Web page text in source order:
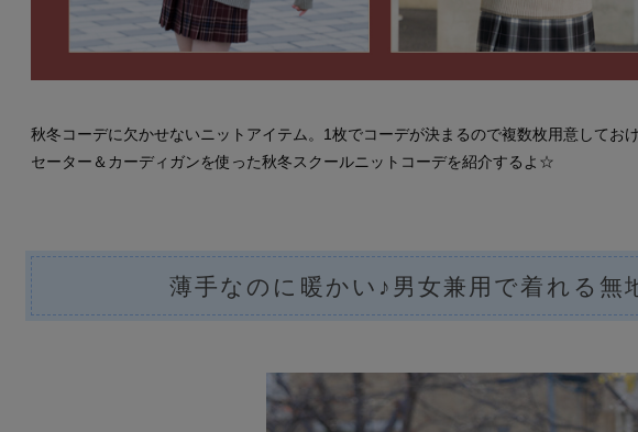
秋冬コーデに欠かせないニットアイテム。1枚でコーデが決まるので複数枚用意してお
セーター＆カーディガンを使った秋冬スクールニットコーデを紹介するよ☆
薄手なのに暖かい♪男女兼用で着れる無